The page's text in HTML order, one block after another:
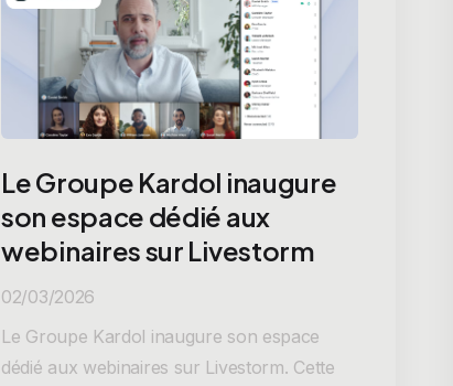
Le Groupe Kardol inaugure
son espace dédié aux
webinaires sur Livestorm
02/03/2026
Le Groupe Kardol inaugure son espace
dédié aux webinaires sur Livestorm. Cette